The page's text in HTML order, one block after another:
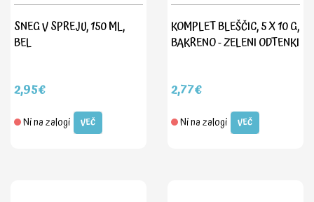
SNEG V SPREJU, 150 ML,
BEL
2,95€
Ni na zalogi VEČ
KOMPLET BLEŠČIC, 5 X 10 G,
BAKRENO - ZELENI ODTENKI
2,77€
Ni na zalogi VEČ